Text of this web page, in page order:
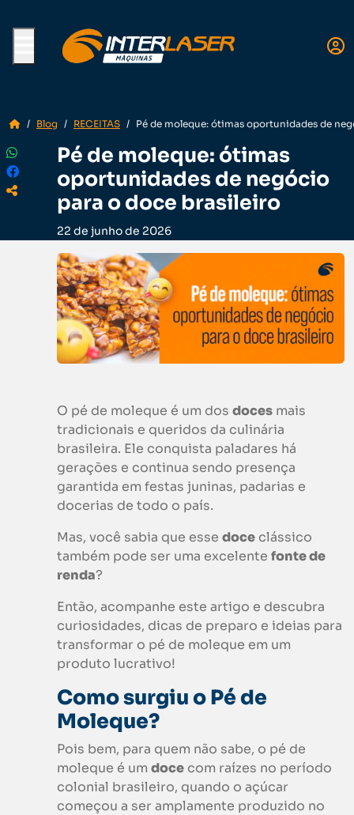
Menu
Blog RECEITAS Pé de moleque: ótimas oportunidades de
Pé de moleque: ótimas
oportunidades de negócio
para o doce brasileiro
22 de junho de 2026
O pé de moleque é um dos doces mais
tradicionais e queridos da culinária
brasileira. Ele conquista paladares há
gerações e continua sendo presença
garantida em festas juninas, padarias e
docerias de todo o país.
Mas, você sabia que esse doce clássico
também pode ser uma excelente fonte de
renda?
Então, acompanhe este artigo e descubra
curiosidades, dicas de preparo e ideias para
transformar o pé de moleque em um
produto lucrativo!
Como surgiu oPé de
Moleque?
Pois bem, para quem não sabe, o pé de
moleque é um doce com raízes no período
colonial brasileiro, quando o açúcar
começou a ser amplamente produzido no